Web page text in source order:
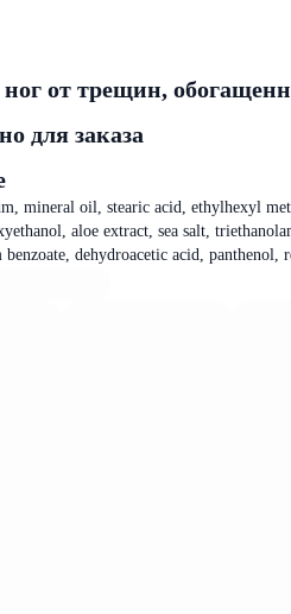
от трещин,
для заказа
mineral oil, stearic acid, ethylhexyl
aloe extract, sea salt,
dehydroacetic acid, panthenol,